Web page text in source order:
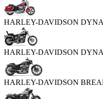
HARLEY-DAVIDSON
HARLEY-DAVIDSON
HARLEY-DAVIDSON